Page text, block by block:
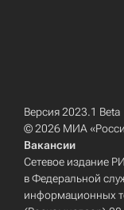
Версия 2023.1 Beta
© 2026 МИА
Вакансии
Сетевое издание
в Федеральной
информационных